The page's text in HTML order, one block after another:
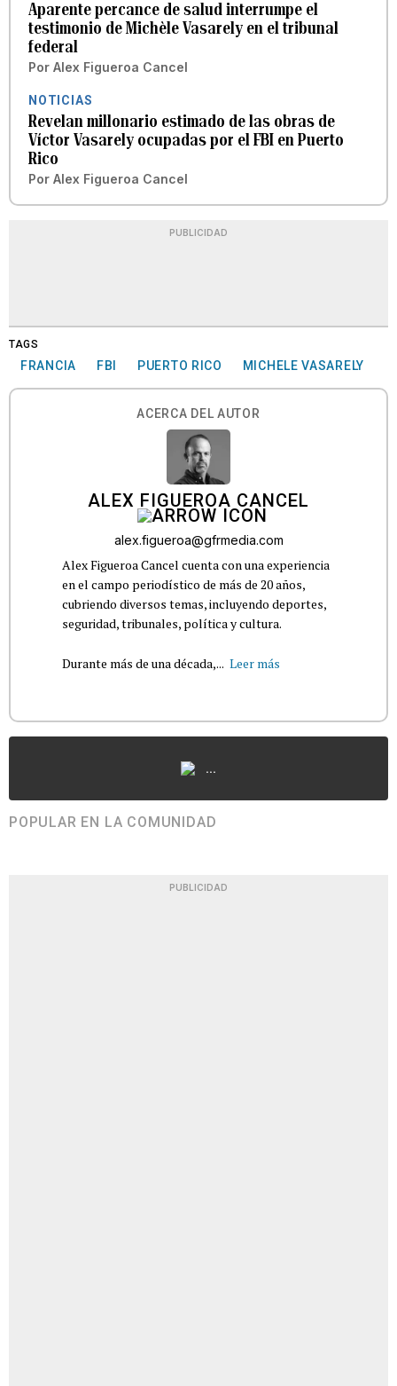
Aparente percance de salud interrumpe el
testimonio de Michèle Vasarely en el tribunal
federal
Por Alex Figueroa Cancel
NOTICIAS
Revelan millonario estimado de las obras de
Víctor Vasarely ocupadas por el FBI en Puerto
Rico
Por Alex Figueroa Cancel
PUBLICIDAD
TAGS
FRANCIA FBI PUERTO RICO MICHELE VASARELY
ACERCA DEL AUTOR
ALEX FIGUEROA CANCEL
alex.figueroa@gfrmedia.com
Alex Figueroa Cancel cuenta con una experiencia
en el campo periodístico de más de 20 años,
cubriendo diversos temas, incluyendo deportes,
seguridad, tribunales, política y cultura.
Durante más de una década,... Leer más
...
POPULAR EN LA COMUNIDAD
PUBLICIDAD